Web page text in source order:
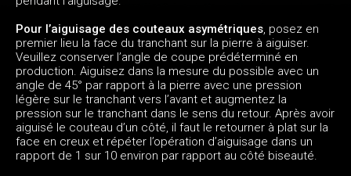
Pour l’aiguisage des couteaux asymétriques, posez en
premier lieu la face du tranchant sur la pierre à aiguiser.
Veuillez conserver l’angle de coupe prédéterminé en
production. Aiguisez dans la mesure du possible avec un
angle de 45° par rapport à la pierre avec une pression
légère sur le tranchant vers l’avant et augmentez la
pression sur le tranchant dans le sens du retour. Après avoir
aiguisé le couteau d’un côté, il faut le retourner à plat sur la
face en creux et répéter l’opération d’aiguisage dans un
rapport de 1 sur 10 environ par rapport au côté biseauté.